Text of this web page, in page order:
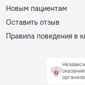
Новым пациентам
Оставить отзыв
Правила поведения в